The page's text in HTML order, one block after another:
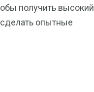
получить высокий
опытные